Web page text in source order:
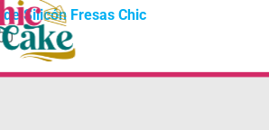
de Silicón Fresas Chic